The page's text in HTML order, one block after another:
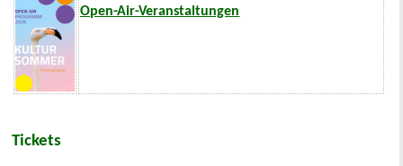
Open-Air-Veranstaltungen
Tickets